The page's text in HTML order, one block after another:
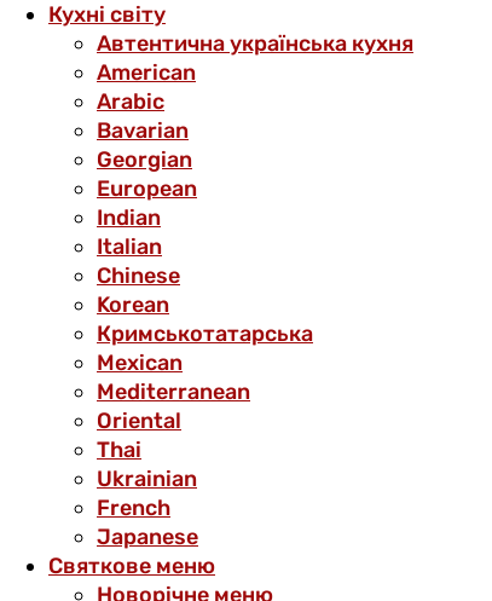
Кухні світу
Автентична українська кухня
American
Arabic
Bavarian
Georgian
European
Indian
Italian
Chinese
Korean
Кримськотатарська
Mexican
Mediterranean
Oriental
Thai
Ukrainian
French
Japanese
Святкове меню
Новорічне меню